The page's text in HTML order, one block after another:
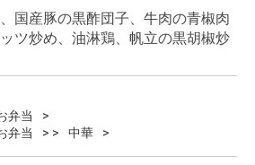
国産豚の黒酢団子、牛肉の青椒肉
ツ炒め、油淋鶏、帆立の黒胡椒炒
弁当
弁当
中華